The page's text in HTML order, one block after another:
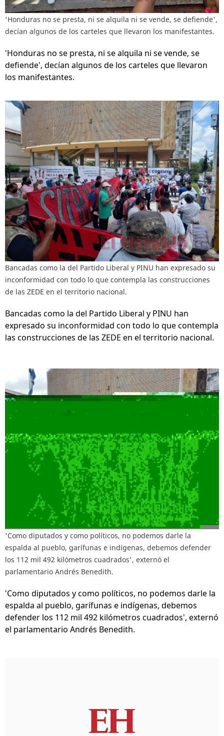
'Honduras no se presta, ni se alquila ni se vende, se defiende',
decían algunos de los carteles que llevaron los manifestantes.
'Honduras no se presta, ni se alquila ni se vende, se
defiende', decían algunos de los carteles que llevaron
los manifestantes.
Bancadas como la del Partido Liberal y PINU han expresado su
inconformidad con todo lo que contempla las construcciones
de las ZEDE en el territorio nacional.
Bancadas como la del Partido Liberal y PINU han
expresado su inconformidad con todo lo que contempla
las construcciones de las ZEDE en el territorio nacional.
'Como diputados y como políticos, no podemos darle la
espalda al pueblo, garífunas e indígenas, debemos defender
los 112 mil 492 kilómetros cuadrados', externó el
parlamentario Andrés Benedith.
'Como diputados y como políticos, no podemos darle la
espalda al pueblo, garífunas e indígenas, debemos
defender los 112 mil 492 kilómetros cuadrados', externó
el parlamentario Andrés Benedith.